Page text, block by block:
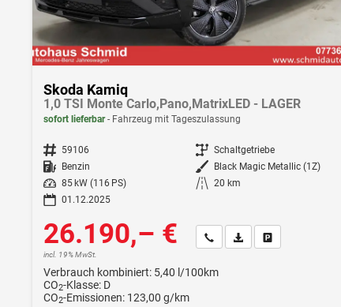
Skoda Kamiq
1,0 TSI Monte Carlo,Pano,MatrixLED - LAGER
sofort lieferbar Fahrzeug mit Tageszulassung
Fahrzeugnr. 59106 Getriebe Schaltgetriebe
Kraftstoff Benzin Außenfarbe Black Magic Metallic (1Z)
Leistung
85 kW (116 PS) Kilometerstand 20 km
01.12.2025
26.190,– €
incl. 19% MwSt.
Wir rufen Sie an
Fahrzeugexposé (PDF)
Fahrzeug parken
Verbrauch kombiniert: 5,40 l/100km
CO2-Klasse: D
CO2-Emissionen: 123,00 g/km